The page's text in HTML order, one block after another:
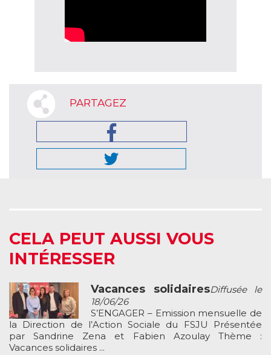
PARTAGEZ
CELA PEUT AUSSI VOUS
INTÉRESSER
Vacances solidairesDiffusée le
18/06/26
S’ENGAGER – Emission mensuelle de
la Direction de l’Action Sociale du FSJU Présentée
par Sandrine Zena et Fabien Azoulay Thème :
Vacances solidaires ...